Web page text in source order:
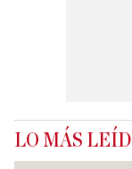
LO MÁS